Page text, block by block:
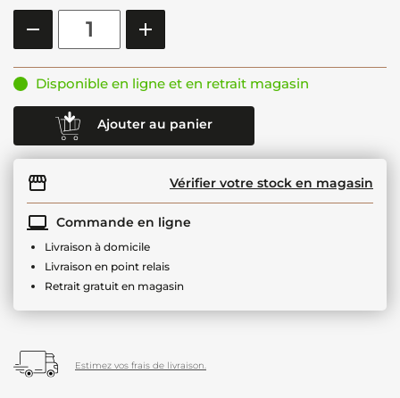
Disponible en ligne et en retrait magasin
Ajouter au panier
Vérifier votre stock en magasin
Commande en ligne
Livraison à domicile
Livraison en point relais
Retrait gratuit en magasin
Estimez vos frais de livraison.